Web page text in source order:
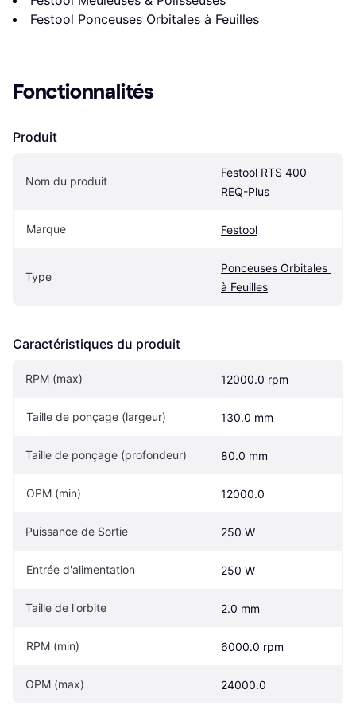
Festool Ponceuses Orbitales à Feuilles
Fonctionnalités
Produit
Nom du produit
Festool RTS 400
REQ-Plus
Marque Festool
Type
Ponceuses Orbitales
à Feuilles
Caractéristiques du produit
RPM (max) 12000.0 rpm
Taille de ponçage (largeur) 130.0 mm
Taille de ponçage (profondeur) 80.0 mm
OPM (min) 12000.0
Puissance de Sortie 250 W
Entrée d'alimentation 250 W
Taille de l'orbite 2.0 mm
RPM (min) 6000.0 rpm
OPM (max) 24000.0